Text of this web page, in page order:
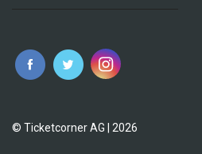
© Ticketcorner AG | 2026